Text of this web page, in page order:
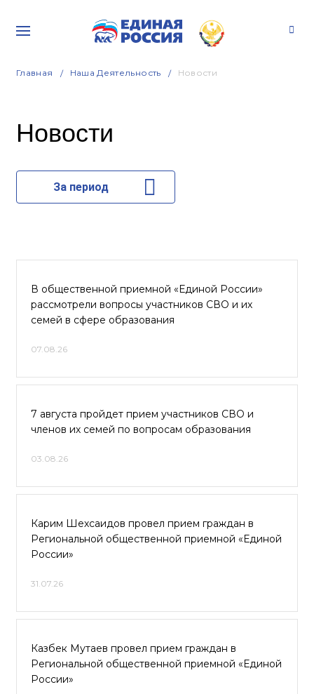
Главная Наша Деятельность Новости
Новости
За период
В общественной приемной «Единой России»
рассмотрели вопросы участников СВО и их
семей в сфере образования
07.08.26
7 августа пройдет прием участников СВО и
членов их семей по вопросам образования
03.08.26
Карим Шехсаидов провел прием граждан в
Региональной общественной приемной «Единой
России»
31.07.26
Казбек Мутаев провел прием граждан в
Региональной общественной приемной «Единой
России»